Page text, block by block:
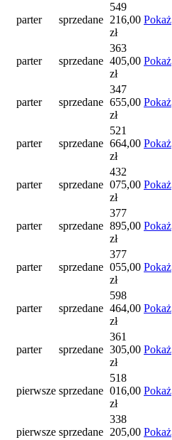
parter sprzedane
549
216,00
zł
Pokaż
parter sprzedane
363
405,00
zł
Pokaż
parter sprzedane
347
655,00
zł
Pokaż
parter sprzedane
521
664,00
zł
Pokaż
parter sprzedane
432
075,00
zł
Pokaż
parter sprzedane
377
895,00
zł
Pokaż
parter sprzedane
377
055,00
zł
Pokaż
parter sprzedane
598
464,00
zł
Pokaż
parter sprzedane
361
305,00
zł
Pokaż
pierwsze sprzedane
518
016,00
zł
Pokaż
pierwsze sprzedane
338
205,00 Pokaż